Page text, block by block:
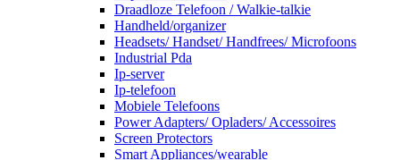
Draadloze Telefoon / Walkie-talkie
Handheld/organizer
Headsets/ Handset/ Handfrees/ Microfoons
Industrial Pda
Ip-server
Ip-telefoon
Mobiele Telefoons
Power Adapters/ Opladers/ Accessoires
Screen Protectors
Smart Appliances/wearable